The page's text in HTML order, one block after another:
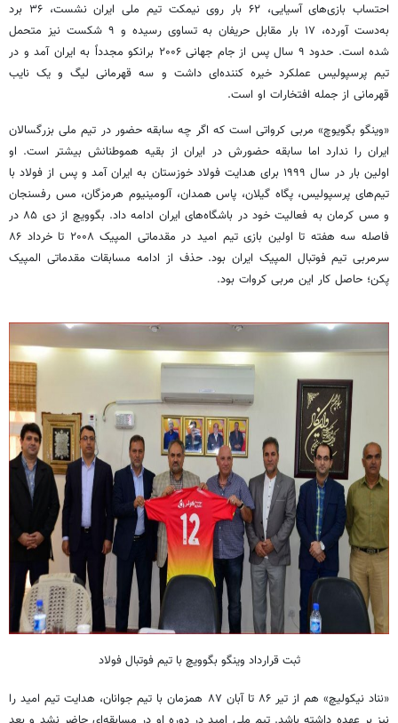
احتساب بازی‌های آسیایی، ۶۲ بار روی نیمکت تیم ملی ایران نشست، ۳۶ برد
به‌دست آورده، ۱۷ بار مقابل حریفان به تساوی رسیده و ۹ شکست نیز متحمل
شده است. حدود ۹ سال پس از جام جهانی ۲۰۰۶ برانکو مجدداً به ایران آمد و در
تیم پرسپولیس عملکرد خیره کننده‌ای داشت و سه قهرمانی لیگ و یک نایب
قهرمانی از جمله افتخارات او است.
«وینگو بگویوچ» مربی کرواتی است که اگر چه سابقه حضور در تیم ملی بزرگسالان
ایران را ندارد اما سابقه حضورش در ایران از بقیه هموطنانش بیشتر است. او
اولین بار در سال ۱۹۹۹ برای هدایت فولاد خوزستان به ایران آمد و پس از فولاد با
تیم‌های پرسپولیس، پگاه گیلان، پاس همدان، آلومینیوم هرمزگان، مس رفسنجان
و مس کرمان به فعالیت خود در باشگاه‌های ایران ادامه داد. بگوویچ از دی ۸۵ در
فاصله سه هفته تا اولین بازی تیم امید در مقدماتی المپیک ۲۰۰۸ تا خرداد ۸۶
سرمربی تیم فوتبال المپیک ایران بود. حذف از ادامه مسابقات مقدماتی المپیک
پکن؛ حاصل کار این مربی کروات بود.
ثبت قرارداد وینگو بگوویچ با تیم فوتبال فولاد
«نناد نیکولیچ» هم از تیر ۸۶ تا آبان ۸۷ همزمان با تیم جوانان، هدایت تیم امید را